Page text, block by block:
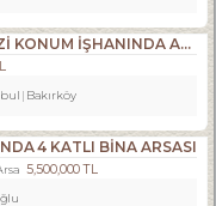
BAKIRKÖYDE MERKEZİ KONUM İŞHANINDA ACİL SATILIK DÜKKAN
Bakırköy
4 KATLI BINA ARSASI
5,500,000 TL